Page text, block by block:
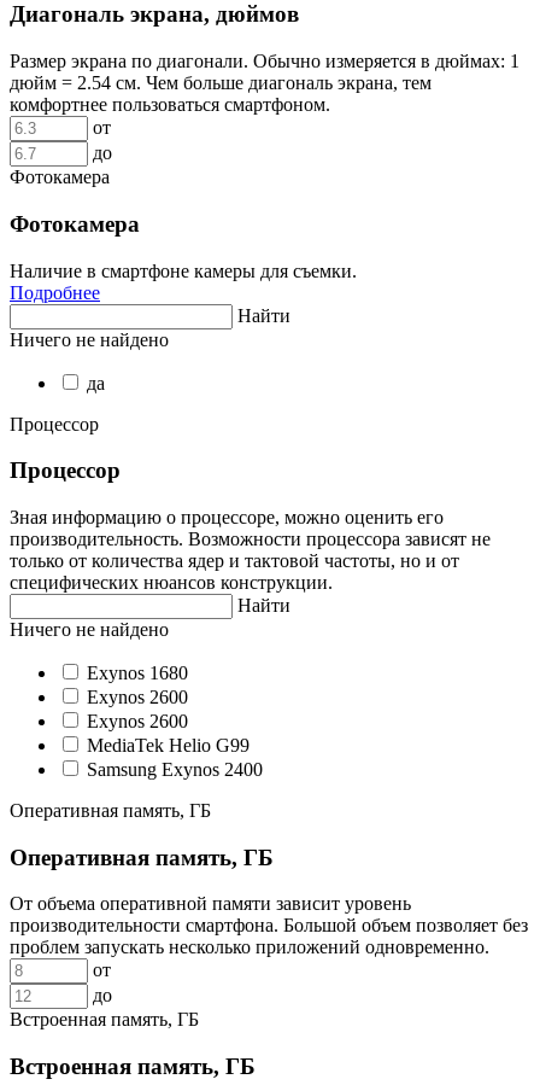
Диагональ экрана, дюймов
Размер экрана по диагонали. Обычно измеряется в дюймах: 1
дюйм = 2.54 см. Чем больше диагональ экрана, тем
комфортнее пользоваться смартфоном.
от
до
Фотокамера
Фотокамера
Наличие в смартфоне камеры для съемки.
Подробнее
Найти
Ничего не найдено
да
Процессор
Процессор
Зная информацию о процессоре, можно оценить его
производительность. Возможности процессора зависят не
только от количества ядер и тактовой частоты, но и от
специфических нюансов конструкции.
Найти
Ничего не найдено
Exynos 1680
Exynos 2600
Exynos 2600
MediaTek Helio G99
Samsung Exynos 2400
Оперативная память, ГБ
Оперативная память, ГБ
От объема оперативной памяти зависит уровень
производительности смартфона. Большой объем позволяет без
проблем запускать несколько приложений одновременно.
от
до
Встроенная память, ГБ
Встроенная память, ГБ